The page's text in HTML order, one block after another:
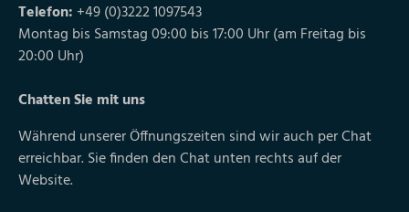
Telefon: +49 (0)3222 1097543
Montag bis Samstag 09:00 bis 17:00 Uhr (am Freitag bis
20:00 Uhr)
Chatten Sie mit uns
Während unserer Öffnungszeiten sind wir auch per Chat
erreichbar. Sie finden den Chat unten rechts auf der
Website.